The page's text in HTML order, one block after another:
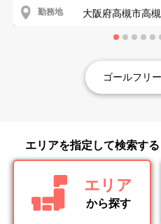
勤務地 大阪府高槻市高
ゴールフリ
エリアを指定して検索する
エリア
から探す